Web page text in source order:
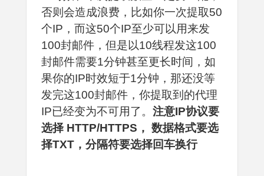
否则会造成浪费，比如你一次提取50
个IP，而这50个IP至少可以用来发
100封邮件，但是以10线程发这100
封邮件需要1分钟甚至更长时间，如
果你的IP时效短于1分钟，那还没等
发完这100封邮件，你提取到的代理
IP已经变为不可用了。 注意IP协议要
选择 HTTP/HTTPS， 数据格式要选
择TXT，分隔符要选择回车换行